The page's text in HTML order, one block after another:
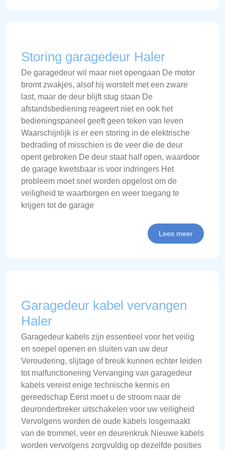
Storing garagedeur Haler
De garagedeur wil maar niet opengaan De motor
bromt zwakjes, alsof hij worstelt met een zware
last, maar de deur blijft stug staan De
afstandsbediening reageert niet en ook het
bedieningspaneel geeft geen teken van leven
Waarschijnlijk is er een storing in de elektrische
bedrading of misschien is de veer die de deur
opent gebroken De deur staat half open, waardoor
de garage kwetsbaar is voor indringers Het
probleem moet snel worden opgelost om de
veiligheid te waarborgen en weer toegang te
krijgen tot de garage
Lees meer
Garagedeur kabel vervangen
Haler
Garagedeur kabels zijn essentieel voor het veilig
en soepel openen en sluiten van uw deur
Veroudering, slijtage of breuk kunnen echter leiden
tot malfunctionering Vervanging van garagedeur
kabels vereist enige technische kennis en
gereedschap Eerst moet u de stroom naar de
deuronderbreker uitschakelen voor uw veiligheid
Vervolgens worden de oude kabels losgemaakt
van de trommel, veer en deurenkruk Nieuwe kabels
worden vervolgens zorgvuldig op dezelfde posities